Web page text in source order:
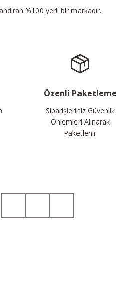
%100 yerli bir markadır.
Özenli Paketleme
Siparişleriniz Güvenlik
Önlemleri Alınarak
Paketlenir